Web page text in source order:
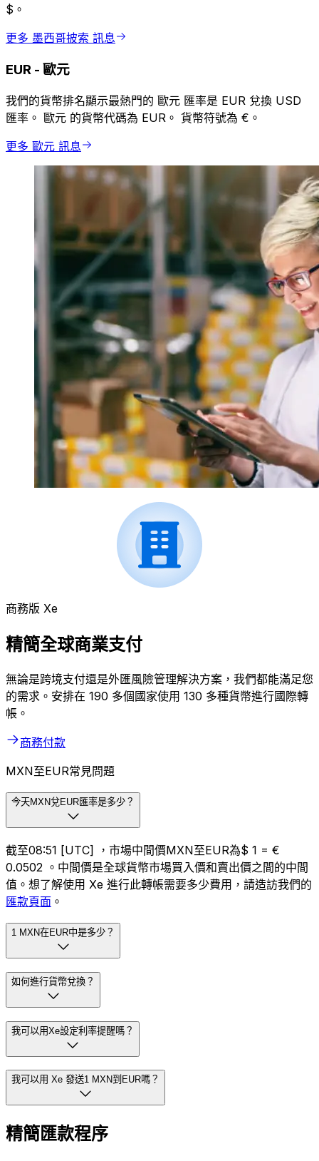
$。
更多 墨西哥披索 訊息
EUR - 歐元
我們的貨幣排名顯示最熱門的 歐元 匯率是 EUR 兌換 USD
匯率。 歐元 的貨幣代碼為 EUR。 貨幣符號為 €。
更多 歐元 訊息
商務版 Xe
精簡全球商業支付
無論是跨境支付還是外匯風險管理解決方案，我們都能滿足您
的需求。安排在 190 多個國家使用 130 多種貨幣進行國際轉
帳。
商務付款
MXN至EUR常見問題
今天MXN兌EUR匯率是多少？
截至08:51 [UTC] ，市場中間價MXN至EUR為$ 1 = €
0.0502 。中間價是全球貨幣市場買入價和賣出價之間的中間
值。想了解使用 Xe 進行此轉帳需要多少費用，請造訪我們的
匯款頁面 。
1 MXN在EUR中是多少？
如何進行貨幣兌換？
我可以用Xe設定利率提醒嗎？
我可以用 Xe 發送1 MXN到EUR嗎？
精簡匯款程序